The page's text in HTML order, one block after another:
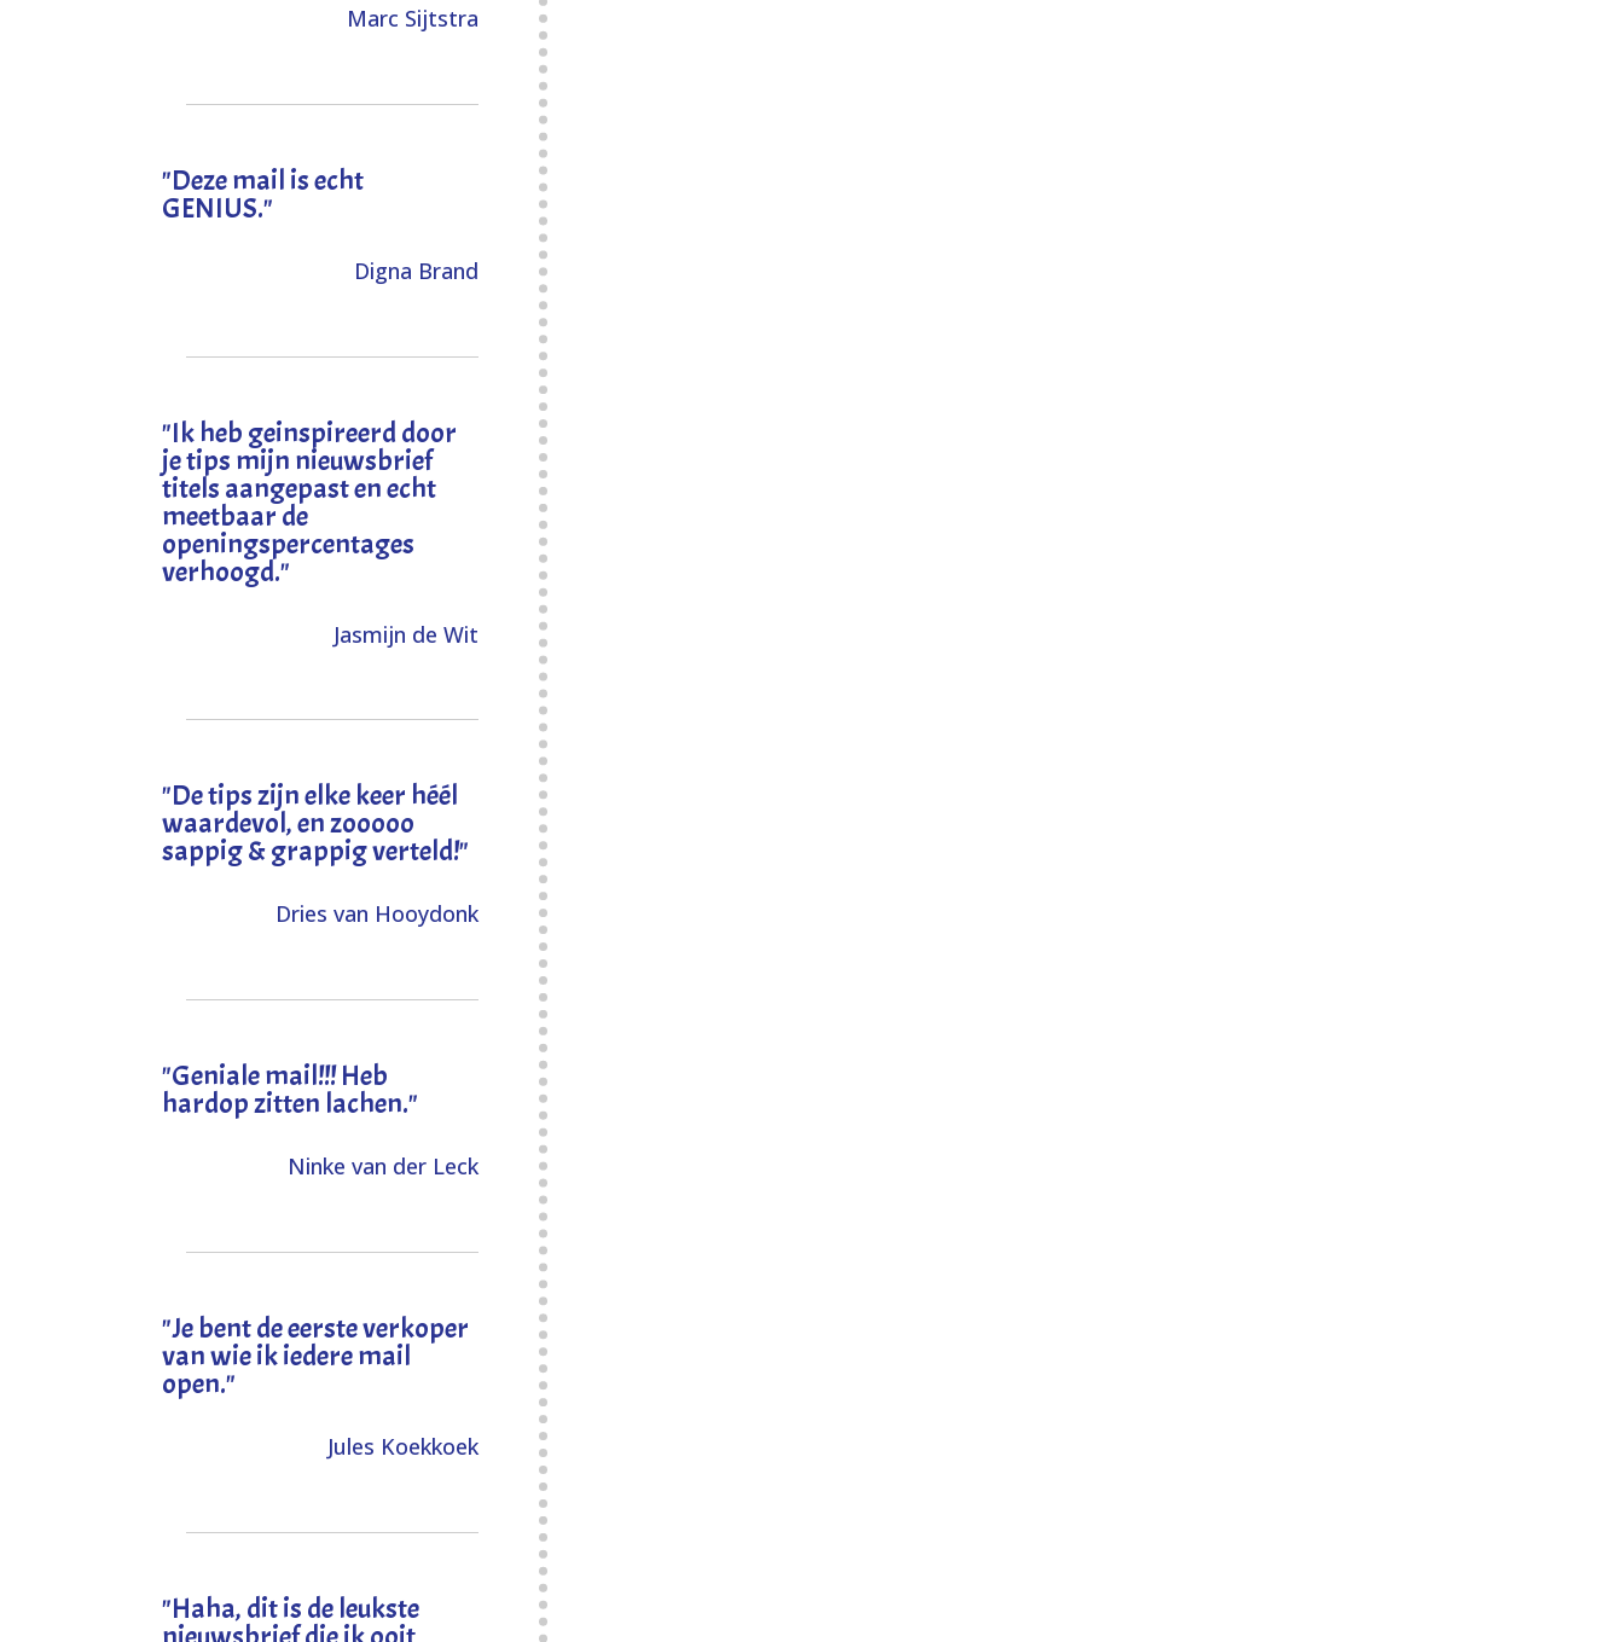
Marc Sijtstra
"Deze mail is echt
GENIUS."
Digna Brand
"Ik heb geinspireerd door
je tips mijn nieuwsbrief
titels aangepast en echt
meetbaar de
openingspercentages
verhoogd."
Jasmijn de Wit
"De tips zijn elke keer héél
waardevol, en zooooo
sappig & grappig verteld!"
Dries van Hooydonk
"Geniale mail!!! Heb
hardop zitten lachen."
Ninke van der Leck
"Je bent de eerste verkoper
van wie ik iedere mail
open."
Jules Koekkoek
"Haha, dit is de leukste